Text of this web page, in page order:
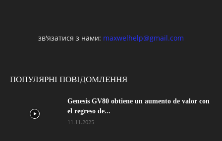
зв'язатися з нами: maxwelhelp@gmail.com
ПОПУЛЯРНІ ПОВІДОМЛЕННЯ
Genesis GV80 obtiene un aumento de valor con
el regreso de...
11.11.2025